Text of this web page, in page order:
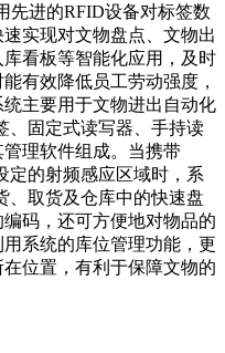
先进的RFID设备对标签数
实现对文物盘点、文物出
看板等智能化应用，及时
有效降低员工劳动强度，
主要用于文物进出自动化
、固定式读写器、手持读
理软件组成。当携带
定的射频感应区域时，系
、取货及仓库中的快速盘
码，还可方便地对物品的
系统的库位管理功能，更
位置，有利于保障文物的